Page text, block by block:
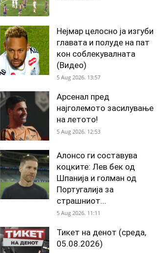
Нејмар целосно ја изгуби
главата и полуде на пат
кон соблекувалната
(Видео)
5 Aug 2026. 13:57
Арсенал пред
најголемото засилување
на летото!
5 Aug 2026. 12:53
Алонсо ги составува
коцките: Лев бек од
Шпанија и голман од
Португалија за
страшниот...
5 Aug 2026. 11:11
Тикет на денот (среда,
05.08.2026)